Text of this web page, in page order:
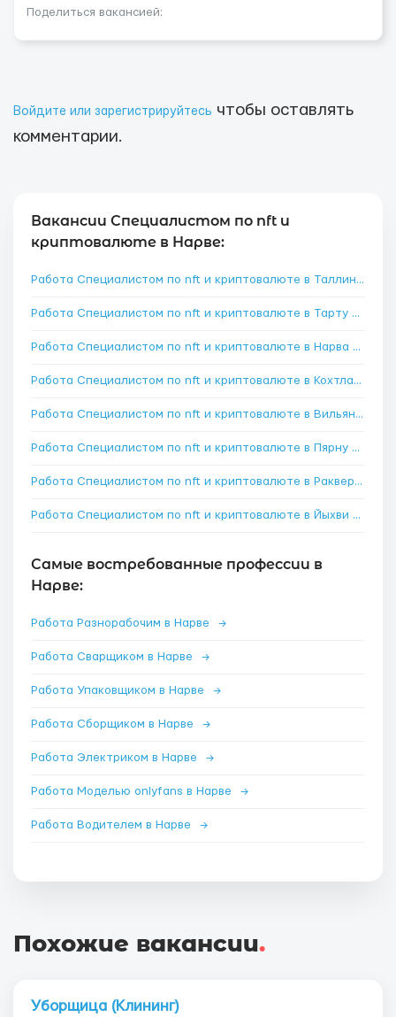
Поделиться вакансией:
Войдите или зарегистрируйтесь чтобы оставлять
комментарии.
Вакансии Специалистом по nft и
криптовалюте в Нарве:
Работа Специалистом по nft и криптовалюте в Таллин
Работа Специалистом по nft и криптовалюте в Тарту→
Работа Специалистом по nft и криптовалюте в Нарва→
Работа Специалистом по nft и криптовалюте в Кохтла-Ярве
Работа Специалистом по nft и криптовалюте в Вильянди
Работа Специалистом по nft и криптовалюте в Пярну→
Работа Специалистом по nft и криптовалюте в Раквере
Работа Специалистом по nft и криптовалюте в Йыхви→
Самые востребованные профессии в
Нарве:
Работа Разнорабочим в Нарве →
Работа Сварщиком в Нарве →
Работа Упаковщиком в Нарве →
Работа Сборщиком в Нарве →
Работа Электриком в Нарве →
Работа Моделью onlyfans в Нарве →
Работа Водителем в Нарве →
Похожие вакансии.
Уборщица (Клининг)